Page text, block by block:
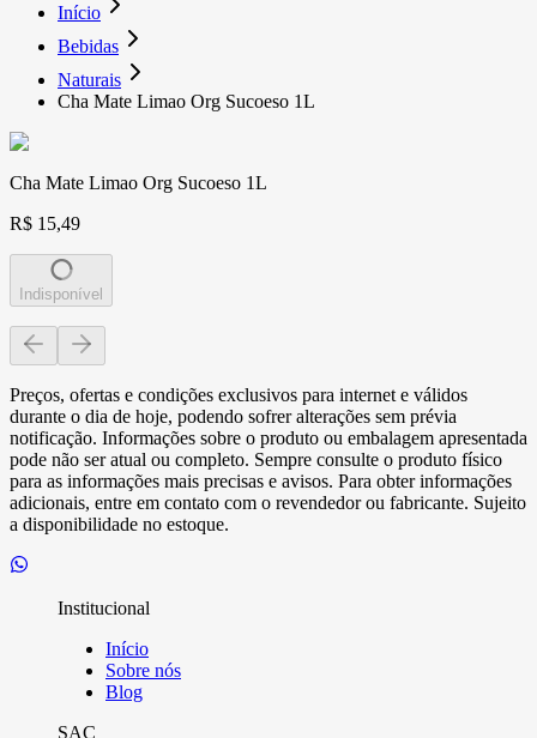
Início
Bebidas
Naturais
Cha Mate Limao Org Sucoeso 1L
Cha Mate Limao Org Sucoeso 1L
R$ 15,49
Indisponível
Preços, ofertas e condições exclusivos para internet e válidos
durante o dia de hoje, podendo sofrer alterações sem prévia
notificação. Informações sobre o produto ou embalagem apresentada
pode não ser atual ou completo. Sempre consulte o produto físico
para as informações mais precisas e avisos. Para obter informações
adicionais, entre em contato com o revendedor ou fabricante. Sujeito
a disponibilidade no estoque.
Institucional
Início
Sobre nós
Blog
SAC